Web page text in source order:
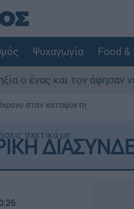
Ψυχαγωγία Food &
νεκρό στο σημείο
στον καταψύκτη
σχετικά με: